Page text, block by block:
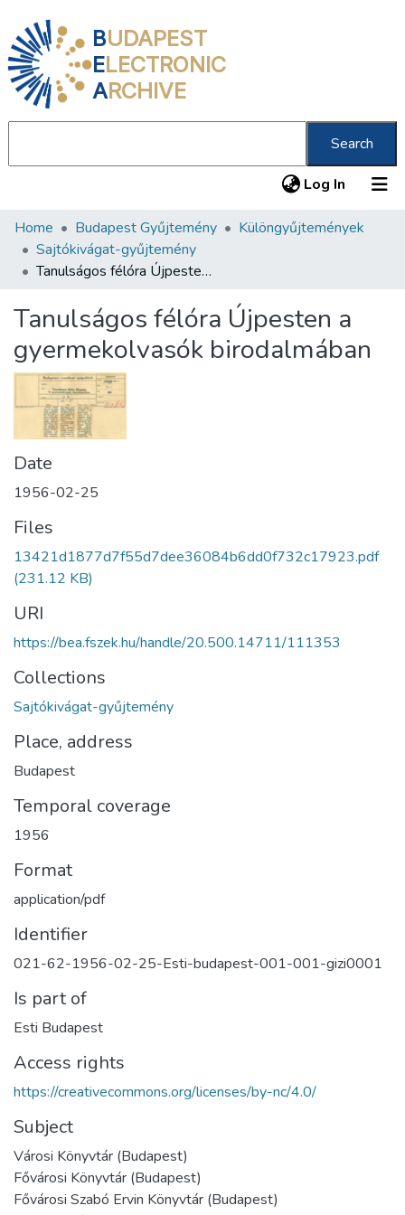
BUDAPEST
ELECTRONIC
ARCHIVE
Search
Log In (current)
Communities & Collections
All of DSpace
Home Budapest Gyűjtemény
Különgyűjtemények
Sajtókivágat-gyűjtemény
Tanulságos félóra Újpesten a gyermekolvasók birodalmában
Tanulságos félóra Újpesten a
gyermekolvasók birodalmában
Date
1956-02-25
Files
13421d1877d7f55d7dee36084b6dd0f732c17923.pdf
(231.12 KB)
URI
https://bea.fszek.hu/handle/20.500.14711/111353
Collections
Sajtókivágat-gyűjtemény
Place, address
Budapest
Temporal coverage
1956
Format
application/pdf
Identifier
021-62-1956-02-25-Esti-budapest-001-001-gizi0001
Is part of
Esti Budapest
Access rights
https://creativecommons.org/licenses/by-nc/4.0/
Subject
Városi Könyvtár (Budapest)
Fővárosi Könyvtár (Budapest)
Fővárosi Szabó Ervin Könyvtár (Budapest)